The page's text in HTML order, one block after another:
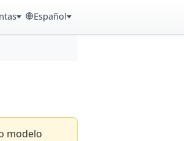
Español
modelo